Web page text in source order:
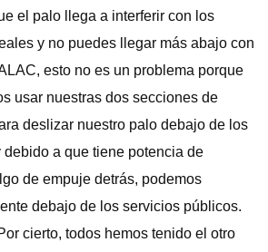
el palo llega a interferir con los
y no puedes llegar más abajo con
esto no es un problema porque
usar nuestras dos secciones de
deslizar nuestro palo debajo de los
a que tiene potencia de
de empuje detrás, podemos
debajo de los servicios públicos.
cierto, todos hemos tenido el otro